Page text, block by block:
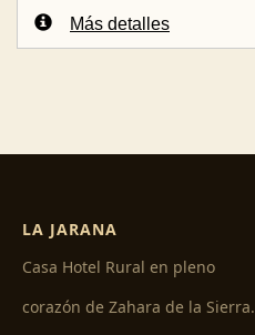
Más detalles
LA JARANA
Casa Hotel Rural en pleno
corazón de Zahara de la Sierra.